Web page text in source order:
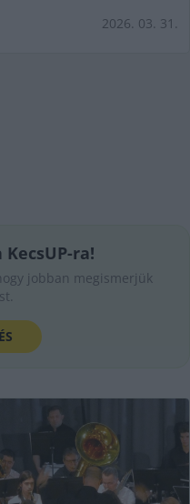
2026. 03. 31.
ra!
jobban megismerjük